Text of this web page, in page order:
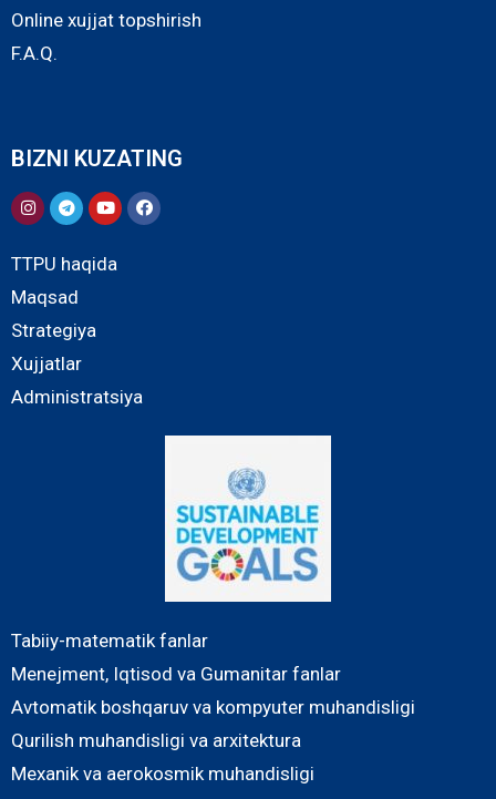
Online xujjat topshirish
F.A.Q.
BIZNI KUZATING
TTPU haqida
Maqsad
Strategiya
Xujjatlar
Administratsiya
Tabiiy-matematik fanlar
Menejment, Iqtisod va Gumanitar fanlar
Avtomatik boshqaruv va kompyuter muhandisligi
Qurilish muhandisligi va arxitektura
Mexanik va aerokosmik muhandisligi